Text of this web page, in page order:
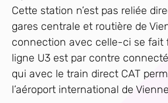
Cette station n’est pas reliée
gares centrale et routière de
connection avec celle-ci se fait
ligne U3 est par contre
qui avec le train direct CAT
l’aéroport international de